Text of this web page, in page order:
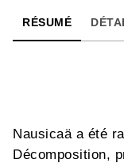
RÉSUMÉ
Nausicaä a été
Décomposition,